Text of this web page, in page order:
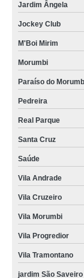
cordões para
cordão poliéster
fábrica de cordões
cordão em poliéster
cordões poliéster
empresas que fazem
empresas que fazem
cordão para crachá
cordões para
cordão para crachá
cordão para crachá
cordão para crachá
Jardim Ângela
Jockey Club
M'Boi Mirim
Morumbi
Paraíso do
Pedreira
Real Parque
Santa Cruz
Saúde
Vila Andrade
Vila Cruzeiro
Vila Morumbi
Vila Progredior
Vila Tramontano
jardim São Saveiro